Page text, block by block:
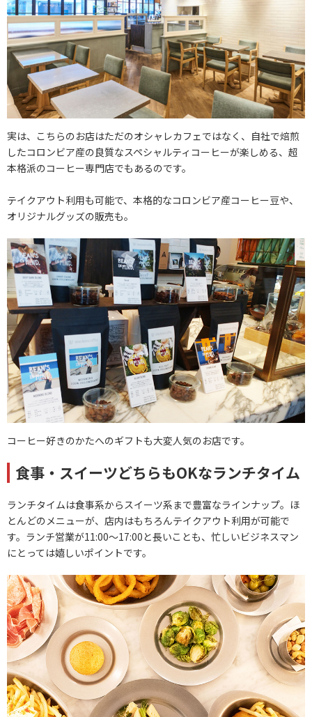
実は、こちらのお店はただのオシャレカフェではなく、自社で焙煎
したコロンビア産の良質なスペシャルティコーヒーが楽しめる、超
本格派のコーヒー専門店でもあるのです。
テイクアウト利用も可能で、本格的なコロンビア産コーヒー豆や、
オリジナルグッズの販売も。
コーヒー好きのかたへのギフトも大変人気のお店です。
食事・スイーツどちらもOKなランチタイム
ランチタイムは食事系からスイーツ系まで豊富なラインナップ。ほ
とんどのメニューが、店内はもちろんテイクアウト利用が可能で
す。ランチ営業が11:00～17:00と長いことも、忙しいビジネスマン
にとっては嬉しいポイントです。